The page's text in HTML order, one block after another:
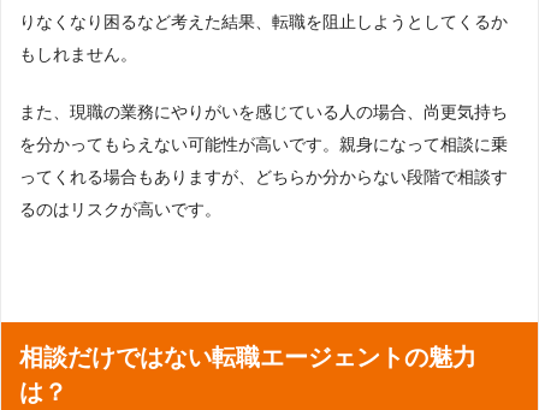
りなくなり困るなど考えた結果、転職を阻止しようとしてくるか
もしれません。
また、現職の業務にやりがいを感じている人の場合、尚更気持ち
を分かってもらえない可能性が高いです。親身になって相談に乗
ってくれる場合もありますが、どちらか分からない段階で相談す
るのはリスクが高いです。
相談だけではない転職エージェントの魅力
は？